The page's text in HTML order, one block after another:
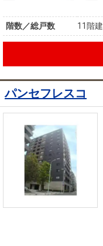
階数／総戸数
11階
パンセフレスコ